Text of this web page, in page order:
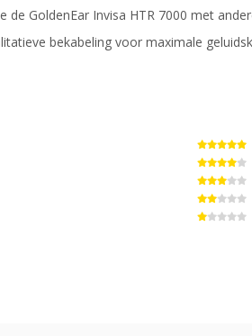
GoldenEar Invisa HTR 7000 met
bekabeling voor maximale